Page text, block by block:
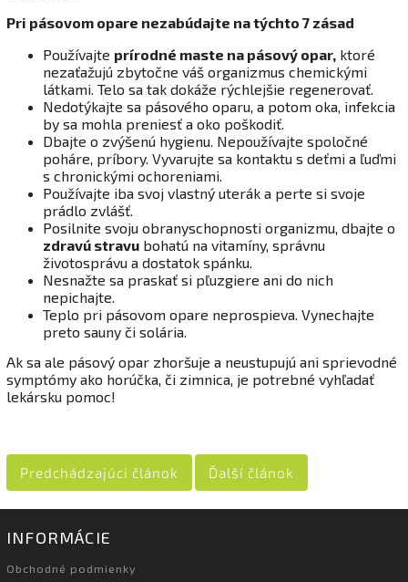
Pri pásovom opare nezabúdajte na týchto 7 zásad
Používajte prírodné maste na pásový opar, ktoré
nezaťažujú zbytočne váš organizmus chemickými
látkami. Telo sa tak dokáže rýchlejšie regenerovať.
Nedotýkajte sa pásového oparu, a potom oka, infekcia
by sa mohla preniesť a oko poškodiť.
Dbajte o zvýšenú hygienu. Nepoužívajte spoločné
poháre, príbory. Vyvarujte sa kontaktu s deťmi a ľuďmi
s chronickými ochoreniami.
Používajte iba svoj vlastný uterák a perte si svoje
prádlo zvlášť.
Posilnite svoju obranyschopnosti organizmu, dbajte o
zdravú stravu bohatú na vitamíny, správnu
životosprávu a dostatok spánku.
Nesnažte sa praskať si pľuzgiere ani do nich
nepichajte.
Teplo pri pásovom opare neprospieva. Vynechajte
preto sauny či solária.
Ak sa ale pásový opar zhoršuje a neustupujú ani sprievodné
symptómy ako horúčka, či zimnica, je potrebné vyhľadať
lekársku pomoc!
Predchádzajúci článok Ďalší článok
INFORMÁCIE
Obchodné podmienky